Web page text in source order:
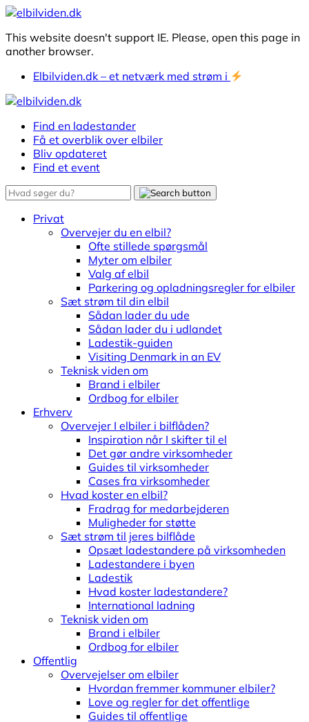
This website doesn't support IE. Please, open this page in
another browser.
Elbilviden.dk – et netværk med strøm i
Find en ladestander
Få et overblik over elbiler
Bliv opdateret
Find et event
Privat
Overvejer du en elbil?
Ofte stillede spørgsmål
Myter om elbiler
Valg af elbil
Parkering og opladningsregler for elbiler
Sæt strøm til din elbil
Sådan lader du ude
Sådan lader du i udlandet
Ladestik-guiden
Visiting Denmark in an EV
Teknisk viden om
Brand i elbiler
Ordbog for elbiler
Erhverv
Overvejer I elbiler i bilflåden?
Inspiration når I skifter til el
Det gør andre virksomheder
Guides til virksomheder
Cases fra virksomheder
Hvad koster en elbil?
Fradrag for medarbejderen
Muligheder for støtte
Sæt strøm til jeres bilflåde
Opsæt ladestandere på virksomheden
Ladestandere i byen
Ladestik
Hvad koster ladestandere?
International ladning
Teknisk viden om
Brand i elbiler
Ordbog for elbiler
Offentlig
Overvejelser om elbiler
Hvordan fremmer kommuner elbiler?
Love og regler for det offentlige
Guides til offentlige